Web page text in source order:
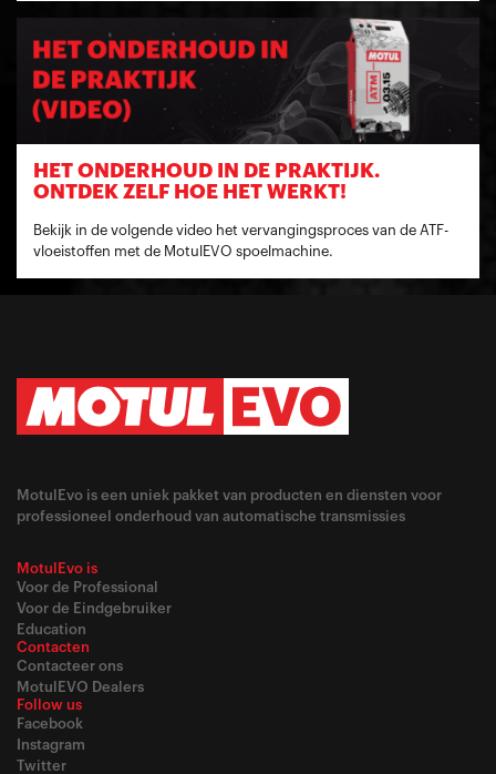
HET ONDERHOUD IN DE PRAKTIJK.
ONTDEK ZELF HOE HET WERKT!
Bekijk in de volgende video het vervangingsproces van de ATF-
vloeistoffen met de MotulEVO spoelmachine.
MotulEvo is een uniek pakket van producten en diensten voor
professioneel onderhoud van automatische transmissies
MotulEvo is
Voor de Professional
Voor de Eindgebruiker
Education
Contacten
Contacteer ons
MotulEVO Dealers
Follow us
Facebook
Instagram
Twitter